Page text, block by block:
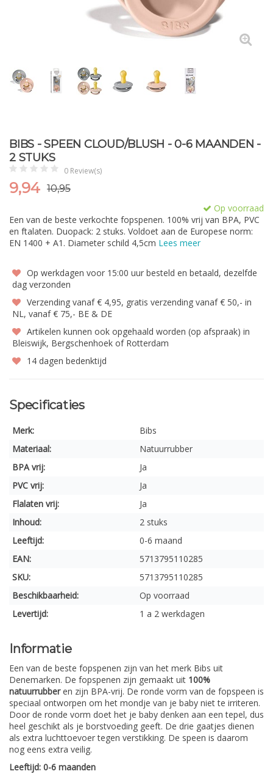
BIBS - SPEEN CLOUD/BLUSH - 0-6 MAANDEN -
2 STUKS
0 Review(s)
9,94 10,95
Op voorraad
Een van de beste verkochte fopspenen. 100% vrij van BPA, PVC
en ftalaten. Duopack: 2 stuks. Voldoet aan de Europese norm:
EN 1400 + A1. Diameter schild 4,5cm Lees meer
Op werkdagen voor 15:00 uur besteld en betaald, dezelfde
dag verzonden
Verzending vanaf € 4,95, gratis verzending vanaf € 50,- in
NL, vanaf € 75,- BE & DE
Artikelen kunnen ook opgehaald worden (op afspraak) in
Bleiswijk, Bergschenhoek of Rotterdam
14 dagen bedenktijd
Specificaties
Merk:
Bibs
Materiaal:
Natuurrubber
BPA vrij:
Ja
PVC vrij:
Ja
Flalaten vrij:
Ja
Inhoud:
2 stuks
Leeftijd:
0-6 maand
EAN:
5713795110285
SKU:
5713795110285
Beschikbaarheid:
Op voorraad
Levertijd:
1 a 2 werkdagen
Informatie
Een van de beste fopspenen zijn van het merk Bibs uit
Denemarken. De fopspenen zijn gemaakt uit 100%
natuurrubberen zijn BPA-vrij. De ronde vorm van de fopspeen is
speciaal ontworpen om het mondje van je baby niet te irriteren.
Door de ronde vorm doet het je baby denken aan een tepel, dus
heel geschikt als je borstvoeding geeft. De drie gaatjes dienen
als extra luchttoevoer tegen verstikking. De speen is daarom
nog eens extra veilig.
Leeftijd: 0-6 maanden